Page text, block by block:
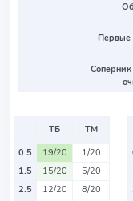
Первые
ТБ
ТМ
0.5
19/20
1/20
1.5
15/20
5/20
2.5
12/20
8/20